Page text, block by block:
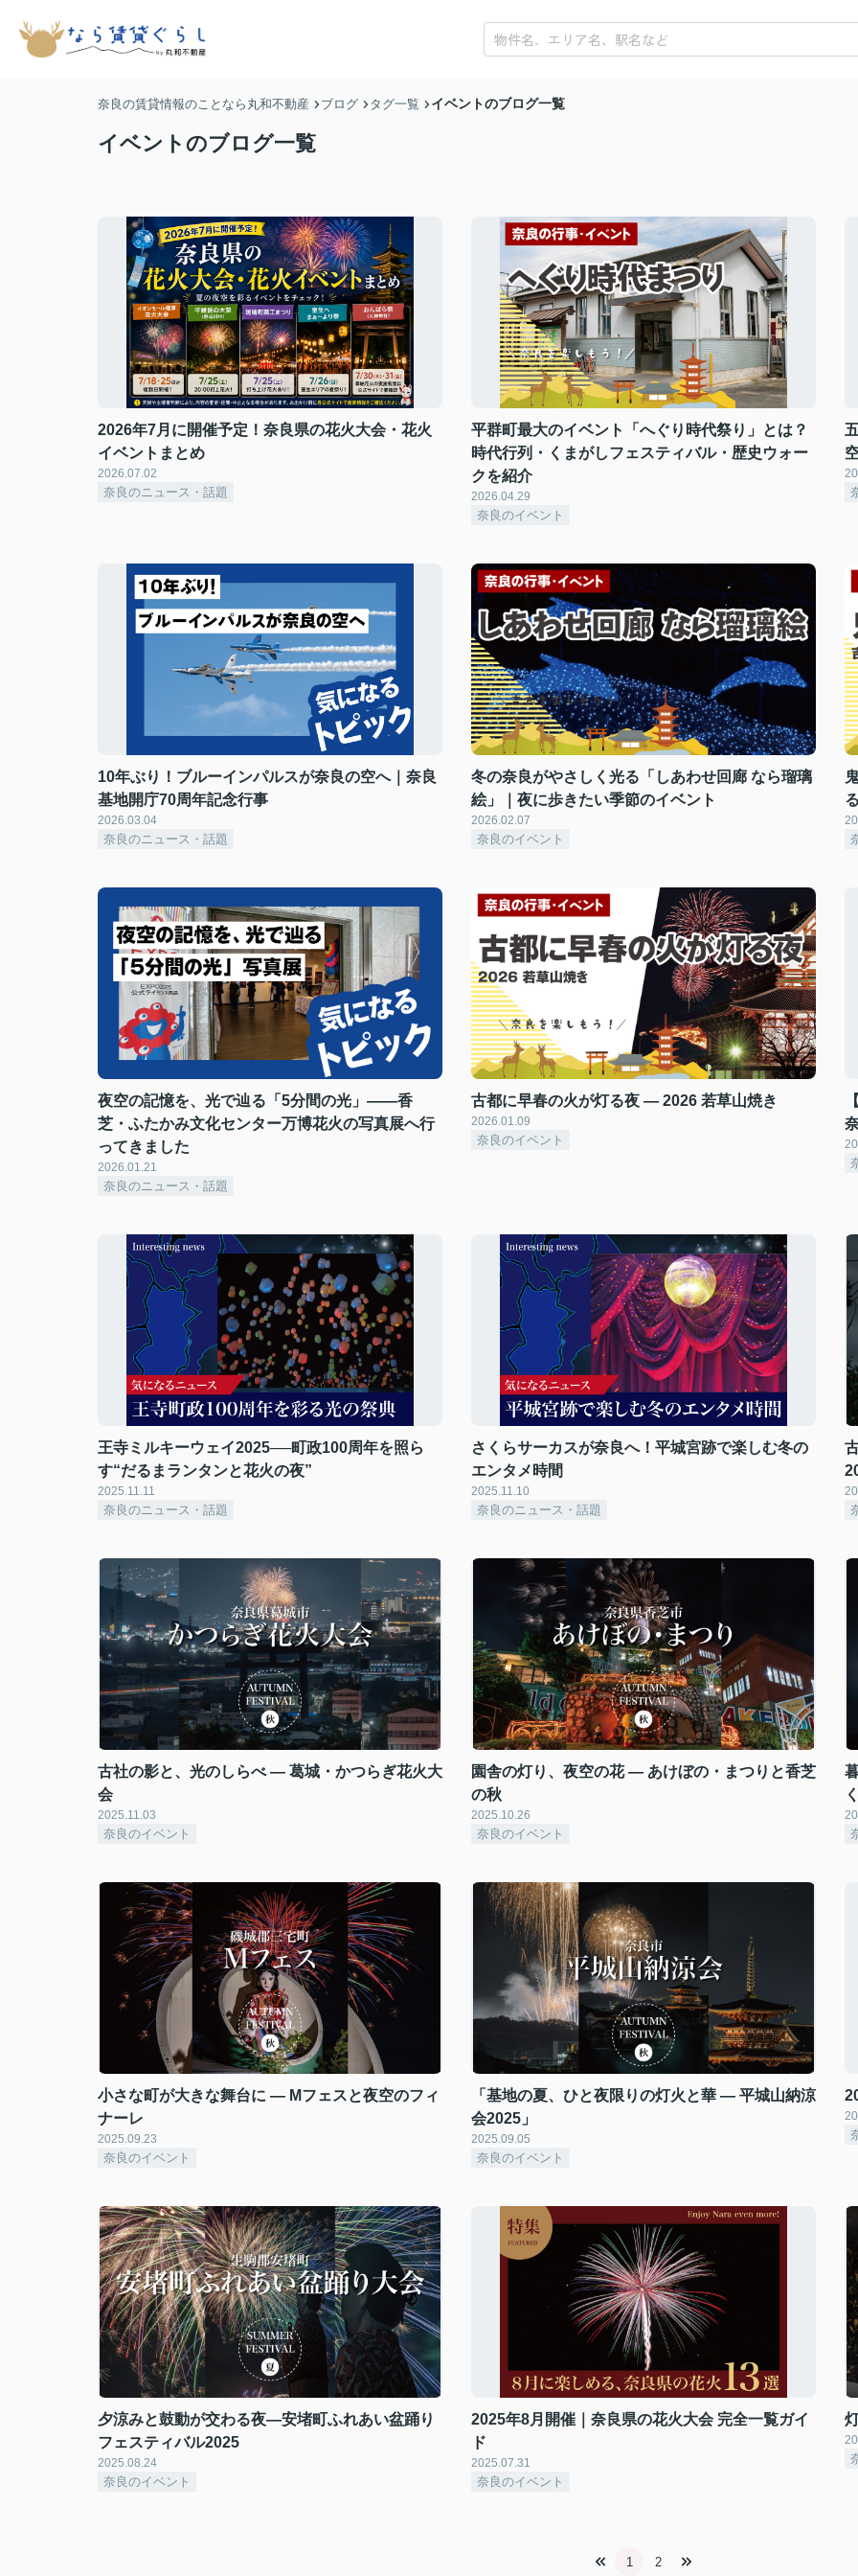
奈良の賃貸情報のことなら丸和不動産 ブログ タグ一覧 イベントのブログ一覧
イベントのブログ一覧
2026年7月に開催予定！奈良県の花火大会・花火
イベントまとめ
2026.07.02
奈良のニュース・話題
平群町最大のイベント「へぐり時代祭り」とは？
時代行列・くまがしフェスティバル・歴史ウォー
クを紹介
2026.04.29
奈良のイベント
10年ぶり！ブルーインパルスが奈良の空へ｜奈良
基地開庁70周年記念行事
2026.03.04
奈良のニュース・話題
冬の奈良がやさしく光る「しあわせ回廊 なら瑠璃
絵」｜夜に歩きたい季節のイベント
2026.02.07
奈良のイベント
夜空の記憶を、光で辿る「5分間の光」——香
芝・ふたかみ文化センター万博花火の写真展へ行
ってきました
2026.01.21
奈良のニュース・話題
古都に早春の火が灯る夜 — 2026 若草山焼き
2026.01.09
奈良のイベント
王寺ミルキーウェイ2025──町政100周年を照ら
す“だるまランタンと花火の夜”
2025.11.11
奈良のニュース・話題
さくらサーカスが奈良へ！平城宮跡で楽しむ冬の
エンタメ時間
2025.11.10
奈良のニュース・話題
古社の影と、光のしらべ — 葛城・かつらぎ花火大
会
2025.11.03
奈良のイベント
園舎の灯り、夜空の花 — あけぼの・まつりと香芝
の秋
2025.10.26
奈良のイベント
小さな町が大きな舞台に — Mフェスと夜空のフィ
ナーレ
2025.09.23
奈良のイベント
「基地の夏、ひと夜限りの灯火と華 — 平城山納涼
会2025」
2025.09.05
奈良のイベント
夕涼みと鼓動が交わる夜―安堵町ふれあい盆踊り
フェスティバル2025
2025.08.24
奈良のイベント
2025年8月開催｜奈良県の花火大会 完全一覧ガイ
ド
2025.07.31
奈良のイベント
1 2